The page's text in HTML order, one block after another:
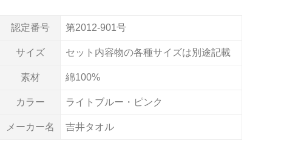
認定番号 第2012-901号
サイズ セット内容物の各種サイズは別途記載
素材 綿100%
カラー ライトブルー・ピンク
メーカー名 吉井タオル